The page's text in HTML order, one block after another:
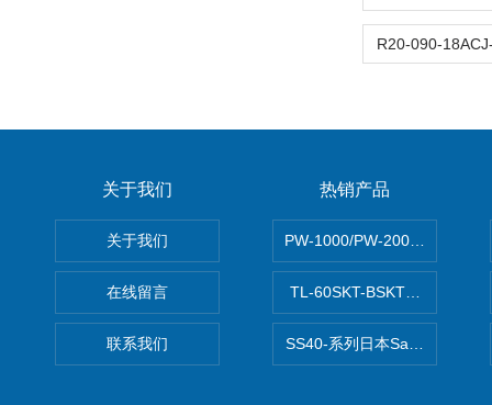
关于我们
关于我们
在线留言
联系我们
热销产品
PW-1000/PW-
TL-60SKT-BSKTC张力控制器
SS40-系列日本Sawamura泽